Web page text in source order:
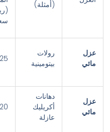
(أمثلة)
عزل
مائي
رولات
بيتومينية
25 – 40
عزل
مائي
دهانات
أكريليك
عازلة
20 – 35